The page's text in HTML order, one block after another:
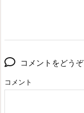
コメントをどうぞ
コメント